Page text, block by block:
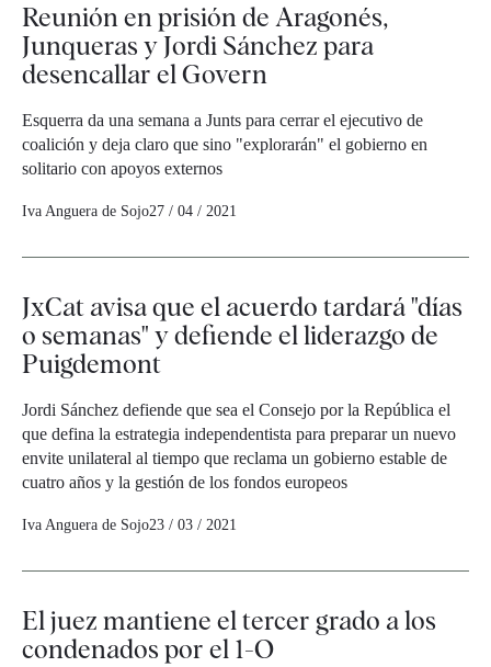
Reunión en prisión de Aragonés,
Junqueras y Jordi Sánchez para
desencallar el Govern
Esquerra da una semana a Junts para cerrar el ejecutivo de
coalición y deja claro que sino "explorarán" el gobierno en
solitario con apoyos externos
Iva Anguera de Sojo27 / 04 / 2021
JxCat avisa que el acuerdo tardará "días
o semanas" y defiende el liderazgo de
Puigdemont
Jordi Sánchez defiende que sea el Consejo por la República el
que defina la estrategia independentista para preparar un nuevo
envite unilateral al tiempo que reclama un gobierno estable de
cuatro años y la gestión de los fondos europeos
Iva Anguera de Sojo23 / 03 / 2021
El juez mantiene el tercer grado a los
condenados por el 1-O